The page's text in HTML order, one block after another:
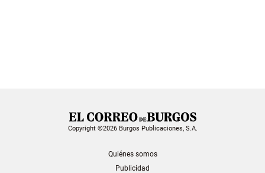
Copyright ©2026 Burgos Publicaciones, S.A.
Quiénes somos
Publicidad